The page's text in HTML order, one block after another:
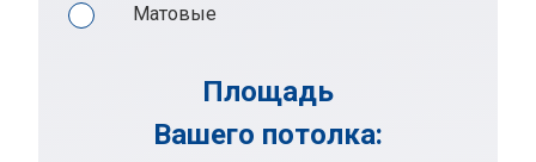
Матовые
Площадь
Вашего потолка: